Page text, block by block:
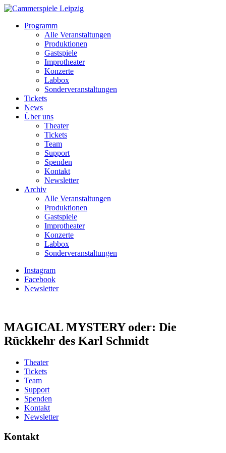
Programm
Alle Veranstaltungen
Produktionen
Gastspiele
Improtheater
Konzerte
Labbox
Sonderveranstaltungen
Tickets
News
Über uns
Theater
Tickets
Team
Support
Spenden
Kontakt
Newsletter
Archiv
Alle Veranstaltungen
Produktionen
Gastspiele
Improtheater
Konzerte
Labbox
Sonderveranstaltungen
Instagram
Facebook
Newsletter
MAGICAL MYSTERY oder: Die
Rückkehr des Karl Schmidt
Theater
Tickets
Team
Support
Spenden
Kontakt
Newsletter
Kontakt